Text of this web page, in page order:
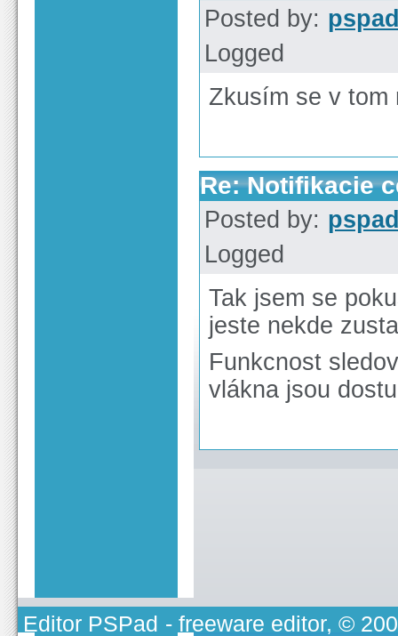
Posted by:
Logged
Zkusím se v tom
Re: Notifikacie
Posted by:
Logged
Tak jsem se
jeste nekde
Funkcnost
vlákna jsou
Editor PSPad - freeware editor, ©